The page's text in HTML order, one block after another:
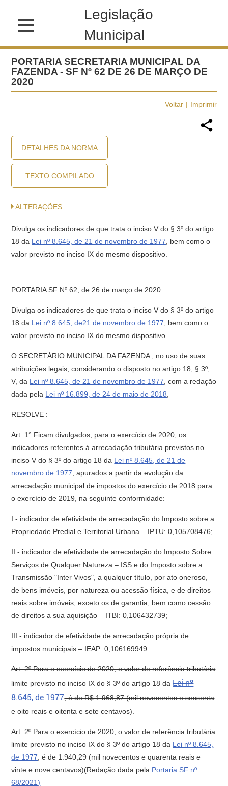
Legislação
Municipal
PORTARIA SECRETARIA MUNICIPAL DA
FAZENDA - SF Nº 62 DE 26 DE MARÇO DE
2020
Voltar Imprimir
DETALHES DA NORMA
TEXTO COMPILADO
ALTERAÇÕES
Divulga os indicadores de que trata o inciso V do § 3º do artigo
18 da Lei nº 8.645, de 21 de novembro de 1977 , bem como o
valor previsto no inciso IX do mesmo dispositivo.
PORTARIA SF Nº 62, de 26 de março de 2020.
Divulga os indicadores de que trata o inciso V do § 3º do artigo
18 da Lei nº 8.645, de21 de novembro de 1977 , bem como o
valor previsto no inciso IX do mesmo dispositivo.
O SECRETÁRIO MUNICIPAL DA FAZENDA , no uso de suas
atribuições legais, considerando o disposto no artigo 18, § 3º,
V, da Lei nº 8.645, de 21 de novembro de 1977 , com a redação
dada pela Lei nº 16.899, de 24 de maio de 2018
RESOLVE :
Art. 1° Ficam divulgados, para o exercício de 2020, os
indicadores referentes à arrecadação tributária previstos no
inciso V do § 3º do artigo 18 da Lei nº 8.645, de 21 de
novembro de 1977 , apurados a partir da evolução da
arrecadação municipal de impostos do exercício de 2018 para
o exercício de 2019, na seguinte conformidade:
I - indicador de efetividade de arrecadação do Imposto sobre a
Propriedade Predial e Territorial Urbana – IPTU: 0,105708476;
II - indicador de efetividade de arrecadação do Imposto Sobre
Serviços de Qualquer Natureza – ISS e do Imposto sobre a
Transmissão "Inter Vivos", a qualquer título, por ato oneroso,
de bens imóveis, por natureza ou acessão física, e de direitos
reais sobre imóveis, exceto os de garantia, bem como cessão
de direitos a sua aquisição – ITBI: 0,106432739;
III - indicador de efetividade de arrecadação própria de
impostos municipais – IEAP: 0,106169949.
Art. 2º Para o exercício de 2020, o valor de referência tributária
limite previsto no inciso IX do § 3º do artigo 18 daLei nº
8.645, de 1977, é de R$ 1.968,87 (mil novecentos e sessenta
e oito reais e oitenta e sete centavos).
Art. 2º Para o exercício de 2020, o valor de referência tributária
limite previsto no inciso IX do § 3º do artigo 18 da Lei nº 8.645,
de 1977 , é de 1.940,29 (mil novecentos e quarenta reais e
vinte e nove centavos)(Redação dada pela Portaria SF nº
68/2021)